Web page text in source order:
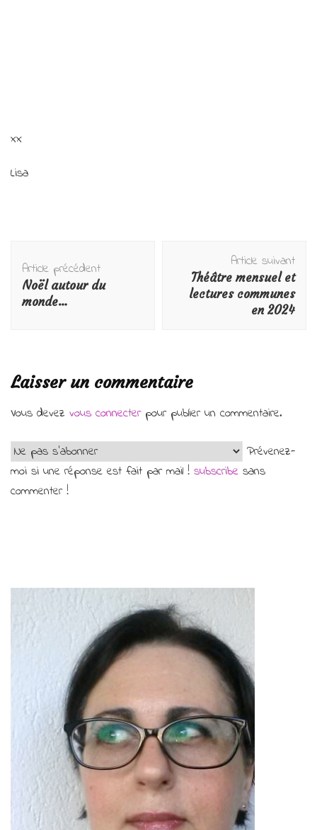
xx
Lisa
d'article
Article précédent
Noël autour du
monde…
Article suivant
Théâtre mensuel et
lectures communes
en 2024
Laisser un commentaire
Vous devez vous connecterpour publier un commentaire.
Prévenez-
moi si une réponse est fait par mail ! subscribe sans
commenter !